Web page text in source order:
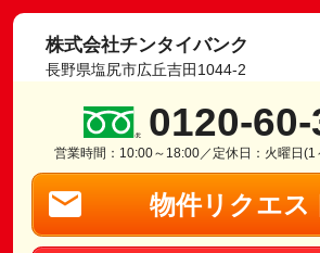
株式会社チンタイバンク
長野県塩尻市広丘吉田1044-2
0120-
営業時間：10:00～18:00／定休日：火曜日
物件リクエス